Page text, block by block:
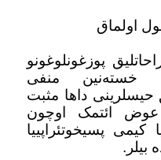
اولماق
پوزغونلوغونو
خسته‌نین منفی
حیسلرینی داها مثبت
عوض ائتمک اوچون
کیمی پسیخوتئراپییا
بیلر .